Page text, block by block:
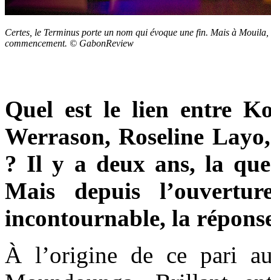
Certes, le Terminus porte un nom qui évoque une fin. Mais à Mouila,
commencement. © GabonReview
Quel est le lien entre
Werrason, Roseline
? Il y a deux ans, la
Mais depuis
incontournable, la
À l’origine de ce pari